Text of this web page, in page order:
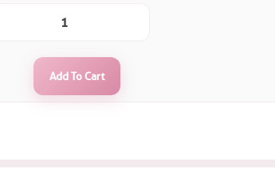
Add To Cart